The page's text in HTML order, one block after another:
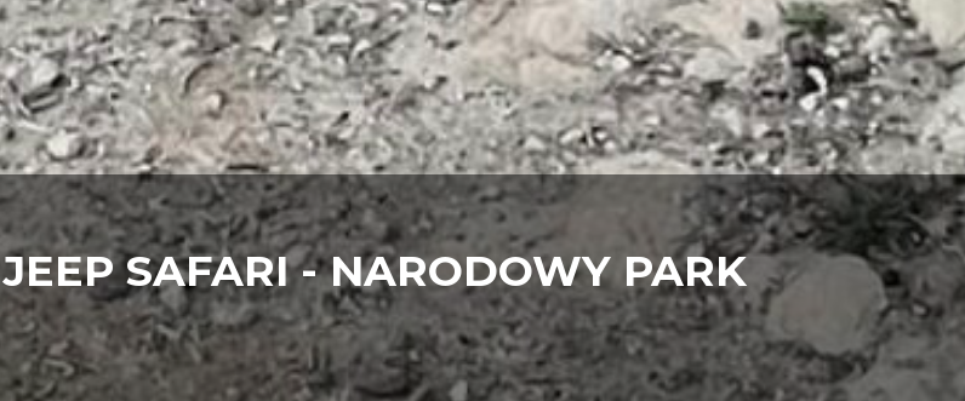
SAFARI - NARODOWY PARK